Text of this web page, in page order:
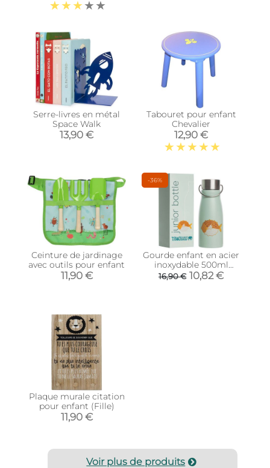
Serre-livres en métal
Space Walk
13,90 €
Tabouret pour enfant
Chevalier
12,90 €
Ceinture de jardinage
avec outils pour enfant
11,90 €
-36%
Gourde enfant en acier
inoxydable 500ml
(Poisson)
16,90 € 10,82 €
Plaque murale citation
pour enfant (Fille)
11,90 €
Voir plus de produits